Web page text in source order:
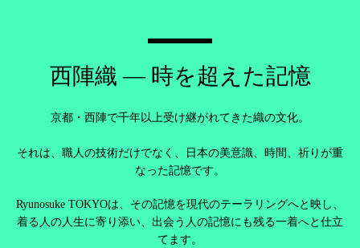
西陣織 — 時を超えた記憶
京都・西陣で千年以上受け継がれてきた織の文化。
それは、職人の技術だけでなく、日本の美意識、時間、祈りが重
なった記憶です。
Ryunosuke TOKYOは、その記憶を現代のテーラリングへと映し、
着る人の人生に寄り添い、出会う人の記憶にも残る一着へと仕立
てます。